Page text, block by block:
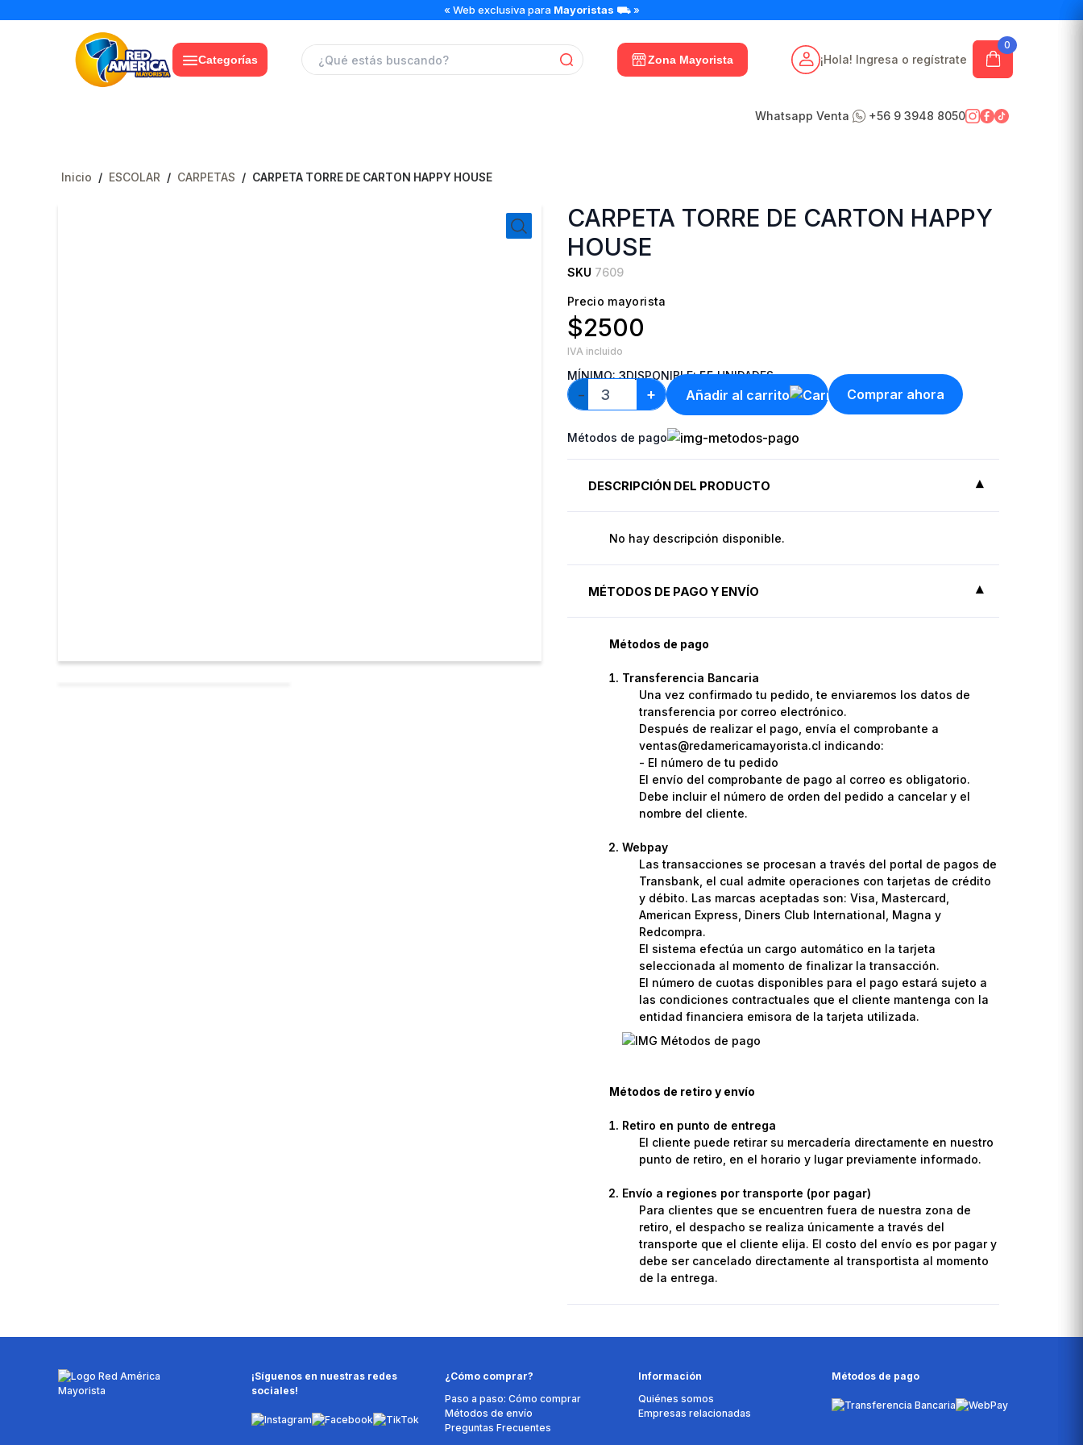
« Web exclusiva para Mayoristas ⛟ »
Categorías Zona Mayorista
0
¡Hola! Ingresa o regístrate
Whatsapp Venta +56 9 3948 8050
Inicio / ESCOLAR / CARPETAS / CARPETA TORRE DE CARTON HAPPY HOUSE
CARPETA TORRE DE CARTON HAPPY
HOUSE
SKU 7609
Precio mayorista
$2500
IVA incluido
MÍNIMO:3DISPONIBLE:55UNIDADES
−
CARPETA
TORRE
CARTON
HAPPY
+ Añadir al carrito Comprar ahora
Métodos de pago
DESCRIPCIÓN DEL PRODUCTO
No hay descripción disponible.
MÉTODOS DE PAGO Y ENVÍO
Métodos de pago
Transferencia Bancaria
Una vez confirmado tu pedido, te enviaremos los datos de
transferencia por correo electrónico.
Después de realizar el pago, envía el comprobante a
ventas@redamericamayorista.cl indicando:
- El número de tu pedido
El envío del comprobante de pago al correo es obligatorio.
Debe incluir el número de orden del pedido a cancelar y el
nombre del cliente.
Webpay
Las transacciones se procesan a través del portal de pagos de
Transbank, el cual admite operaciones con tarjetas de crédito
y débito. Las marcas aceptadas son: Visa, Mastercard,
American Express, Diners Club International, Magna y
Redcompra.
El sistema efectúa un cargo automático en la tarjeta
seleccionada al momento de finalizar la transacción.
El número de cuotas disponibles para el pago estará sujeto a
las condiciones contractuales que el cliente mantenga con la
entidad financiera emisora de la tarjeta utilizada.
Métodos de retiro y envío
Retiro en punto de entrega
El cliente puede retirar su mercadería directamente en nuestro
punto de retiro, en el horario y lugar previamente informado.
Envío a regiones por transporte (por pagar)
Para clientes que se encuentren fuera de nuestra zona de
retiro, el despacho se realiza únicamente a través del
transporte que el cliente elija. El costo del envío es por pagar y
debe ser cancelado directamente al transportista al momento
de la entrega.
¡Síguenos en nuestras redes
sociales!
¿Cómo comprar?
Paso a paso: Cómo comprar
Métodos de envío
Preguntas Frecuentes
Información
Quiénes somos
Empresas relacionadas
Métodos de pago